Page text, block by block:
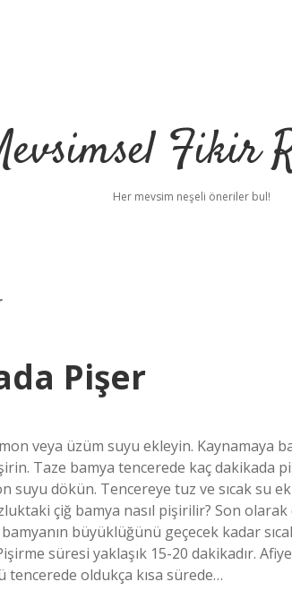
Fikir
Her mevsim neşeli öneriler bul!
Pişer
veya üzüm suyu ekleyin. Kaynamaya
Taze bamya tencerede kaç dakikada
suyu dökün. Tencereye tuz ve sıcak su
çiğ bamya nasıl pişirilir? Son
büyüklüğünü geçecek kadar
süresi yaklaşık 15-20 dakikadır.
tencerede oldukça kısa sürede…